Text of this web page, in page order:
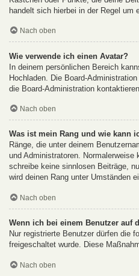
handelt sich hierbei in der Regel
Nach oben
Wie verwende ich einen Avatar?
In deinem persönlichen Bereich
Hochladen. Die Board-
die Board-Administration kontaktieren.
Nach oben
Was ist mein Rang und wie kann
Ränge, die unter deinem
und Administratoren.
schreibe keine sinnlosen Beiträge,
wird deinen Rang unter Umständen
Nach oben
Wenn ich bei einem Benutzer auf
Nur registrierte Benutzer dürfen die
freigeschaltet wurde. Diese
Nach oben